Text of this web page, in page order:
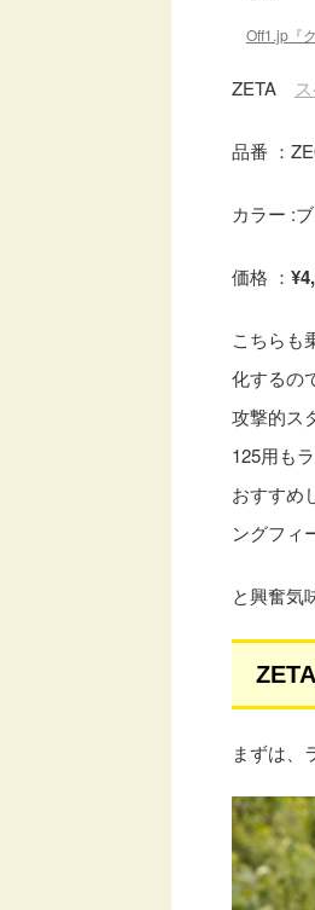
Off1.jp『
ZETA
品番 ：
カラー :
価格 ：
こちらも
化するの
攻撃的ス
125用も
おすすめ
ングフィ
と興奮気
まずは、